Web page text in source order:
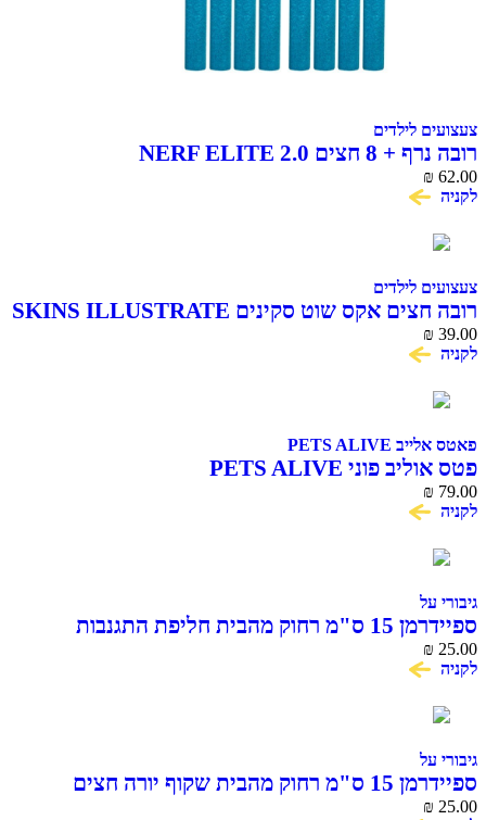
צעצועים לילדים
רובה נרף + 8 חצים NERF ELITE 2.0
₪ 62.00
לקניה
צעצועים לילדים
רובה חצים אקס שוט סקינים SKINS ILLUSTRATE
₪ 39.00
לקניה
פאטס אלייב PETS ALIVE
פטס אוליב פוני PETS ALIVE
₪ 79.00
לקניה
גיבורי על
ספיידרמן 15 ס"מ רחוק מהבית חליפת התגנבות
SPIDER MAN
₪ 25.00
לקניה
גיבורי על
ספיידרמן 15 ס"מ רחוק מהבית שקוף יורה חצים
SPIDER MAN
₪ 25.00